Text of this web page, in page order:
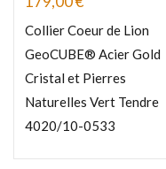
Collier Coeur de Lion
GeoCUBE® Acier Gold
Cristal et Pierres
Naturelles Vert Tendre
4020/10-0533